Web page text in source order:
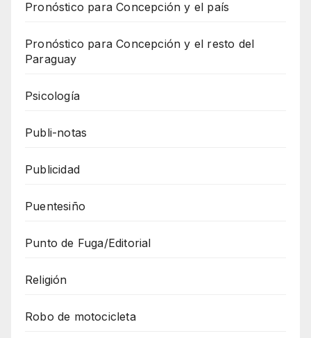
Pronóstico para Concepción y el país
Pronóstico para Concepción y el resto del
Paraguay
Psicología
Publi-notas
Publicidad
Puentesiño
Punto de Fuga/Editorial
Religión
Robo de motocicleta